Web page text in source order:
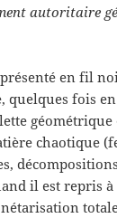
autoritaire
en fil
quelques fois
chaotique
il est repris